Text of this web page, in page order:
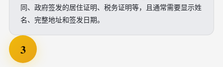
同、政府签发的居住证明、税务证明等，且通常需要显示姓
名、完整地址和签发日期。
3